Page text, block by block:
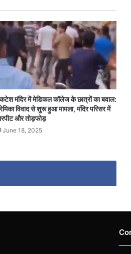
मंदिर में मेडिकल कॉलेज के छात्रों का बवाल:
विवाद से शुरू हुआ मामला, मंदिर परिसर में
और तोड़फोड़
June 18, 2025